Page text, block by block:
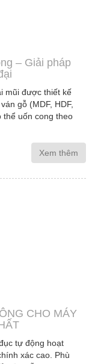
– Giải pháp
mũi được thiết kế
gỗ (MDF, HDF,
uốn cong theo
Xem thêm
CHO MÁY
tự động hoạt
xác cao. Phù